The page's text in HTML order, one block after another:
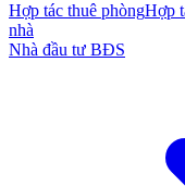
Hợp tác thuê phòngHợp
nhà
Nhà đầu tư BĐS